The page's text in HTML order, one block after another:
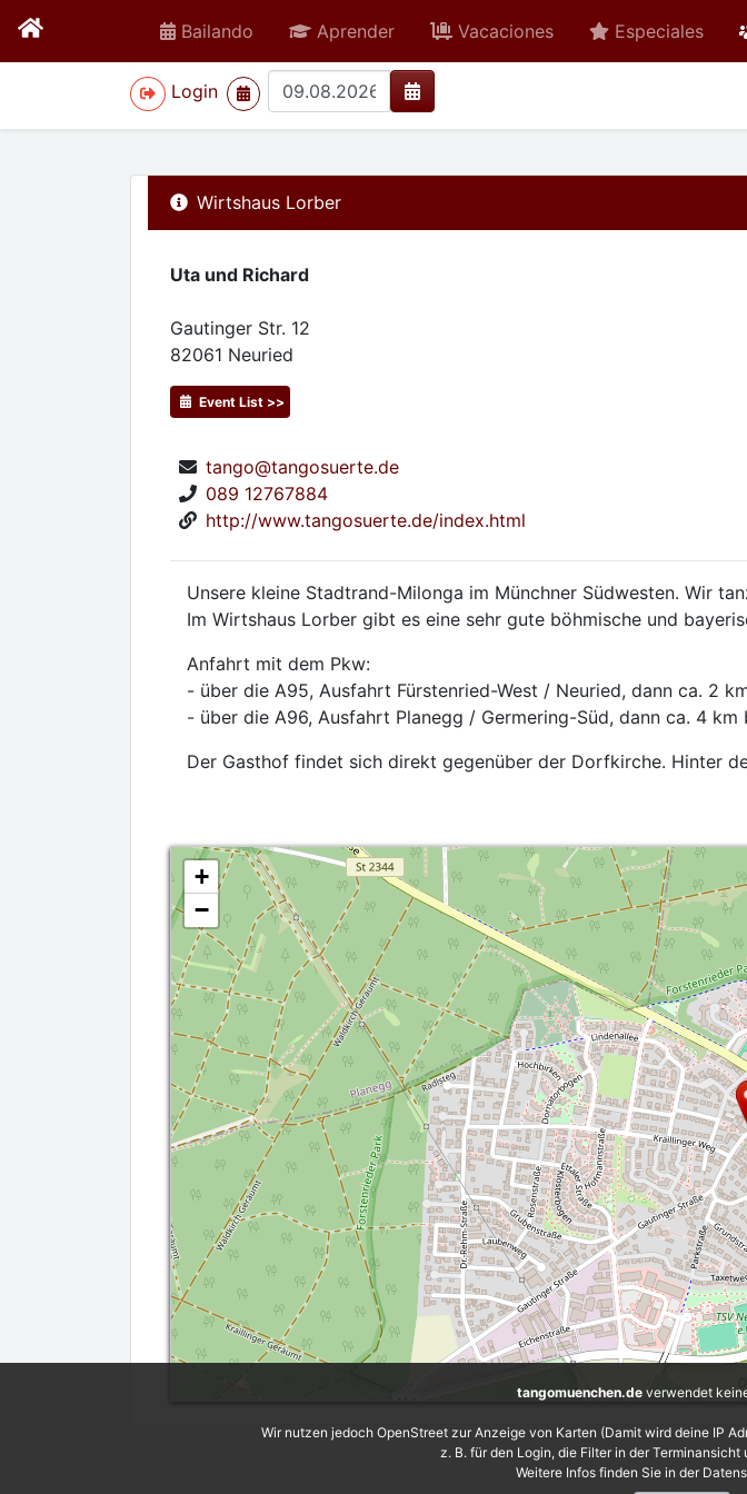
Bailando Aprender Vacaciones Especiales
Login
>
Wirtshaus Lorber
Uta und Richard
Gautinger Str. 12
82061 Neuried
Event List >>
tango@tangosuerte.de
089 12767884
http://www.tangosuerte.de/index.html
Unsere kleine Stadtrand-Milonga im Münchner Südwesten. Wir
Im Wirtshaus Lorber gibt es eine sehr gute böhmische und
Anfahrt mit dem Pkw:
- über die A95, Ausfahrt Fürstenried-West / Neuried, dann ca. 2
- über die A96, Ausfahrt Planegg / Germering-Süd, dann ca. 4
Der Gasthof findet sich direkt gegenüber der Dorfkirche. Hinter
+
−
tangomuenchen.de verwendet
Wir nutzen jedoch OpenStreet zur Anzeige von Karten (Damit wird deine IP
z. B. für den Login, die Filter in der
Weitere Infos finden Sie in der